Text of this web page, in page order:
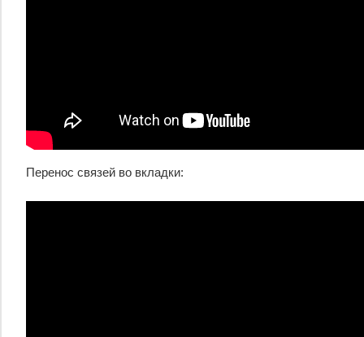
Перенос связей во вкладки: